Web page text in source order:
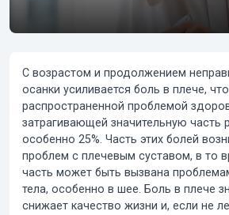
С возрастом и продолжением
осанки усиливается боль в плече,
распространенной проблемой
затрагивающей значительную часть
особенно 25%. Часть этих болей
проблем с плечевым суставом, в то
часть может быть вызвана
тела, особенно в шее.
Боль в плече
снижает качество жизни и, если не